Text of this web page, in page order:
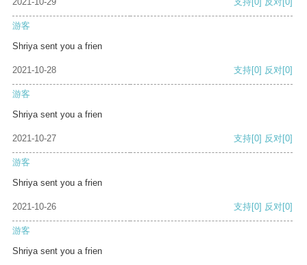
游客
Shriya sent you a frien
2021-10-28 支持[0] 反对[0]
游客
Shriya sent you a frien
2021-10-27 支持[0] 反对[0]
游客
Shriya sent you a frien
2021-10-26 支持[0] 反对[0]
游客
Shriya sent you a frien